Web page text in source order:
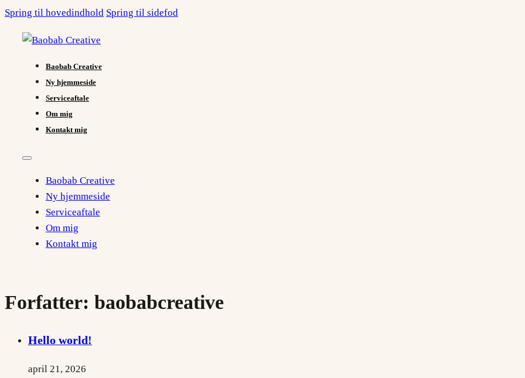
Spring til hovedindhold Spring til sidefod
Baobab Creative
Ny hjemmeside
Serviceaftale
Om mig
Kontakt mig
Baobab Creative
Ny hjemmeside
Serviceaftale
Om mig
Kontakt mig
Forfatter: baobabcreative
Hello world!
april 21, 2026